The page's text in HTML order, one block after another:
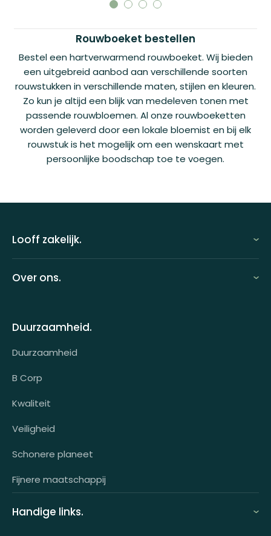
Rouwboeket bestellen
Bestel een hartverwarmend rouwboeket. Wij bieden
een uitgebreid aanbod aan verschillende soorten
rouwstukken in verschillende maten, stijlen en kleuren.
Zo kun je altijd een blijk van medeleven tonen met
passende rouwbloemen. Al onze rouwboeketten
worden geleverd door een lokale bloemist en bij elk
rouwstuk is het mogelijk om een wenskaart met
persoonlijke boodschap toe te voegen.
Looff zakelijk.
Looff attentprogramma | Collega's
Tarieven
Voor wie?
Klantcases
HR-koppeling
OCI-koppeling
Over ons.
Contact
Werken bij
Duurzaamheid.
Duurzaamheid
B Corp
Kwaliteit
Veiligheid
Schonere planeet
Fijnere maatschappij
Handige links.